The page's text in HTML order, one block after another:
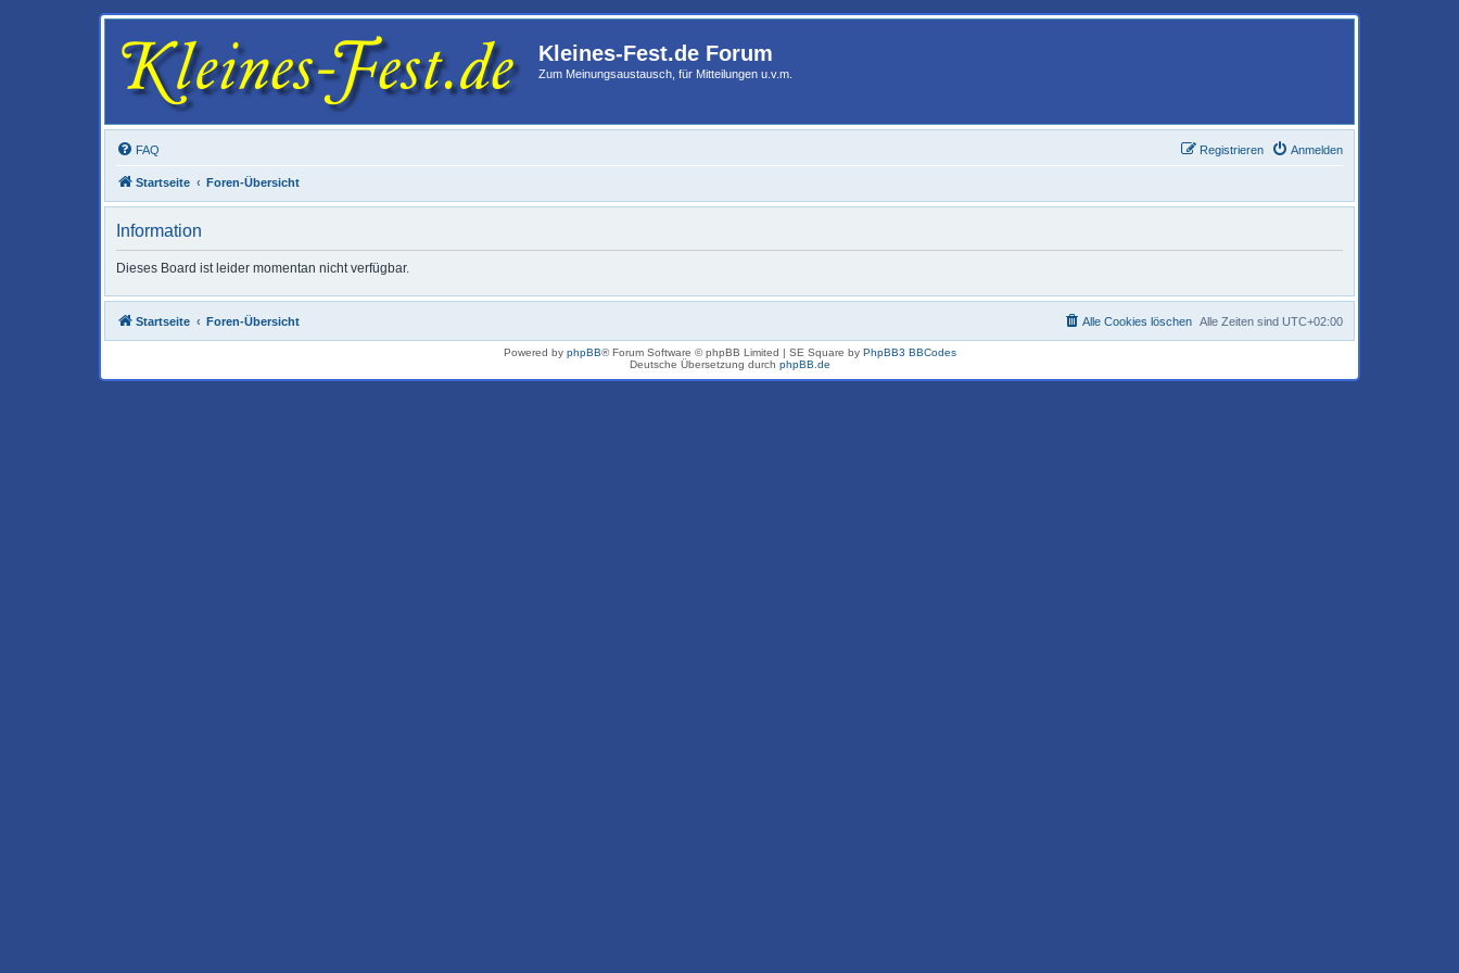
Kleines-Fest.de Forum
Zum Meinungsaustausch, für Mitteilungen u.v.m.
FAQ Anmelden
Registrieren
Startseite Foren-Übersicht
Information
Dieses Board ist leider momentan nicht verfügbar.
Startseite Foren-Übersicht Alle Zeiten sind UTC+02:00
Alle Cookies löschen
Powered by phpBB® Forum Software © phpBB Limited | SE Square by PhpBB3 BBCodes
Deutsche Übersetzung durch phpBB.de